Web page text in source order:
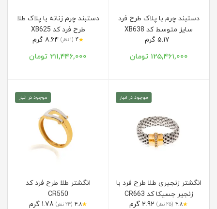
دستبند چرم با پلاک طرح فرد
سایز متوسط کد XB638
125,461,000 تومان
دستبند چرم زنانه با پلاک طلا
طرح فرد کد XB625
★
4 (1 نظر) 8.64 گرم
211,446,000 تومان
موجود در انبار
انگشتر زنجیری طلا طرح فرد با
زنجیر جسیکا کد CR663
★
4.8 (25 نظر)
موجود در انبار
انگشتر طلا طرح فرد کد
CR550
★
4.8 (24 نظر)